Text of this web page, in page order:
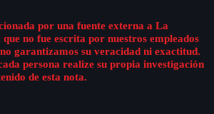
por una fuente externa a La
no fue escrita por nuestros empleados
garantizamos su veracidad ni exactitud.
persona realize su propia investigación
de esta nota.